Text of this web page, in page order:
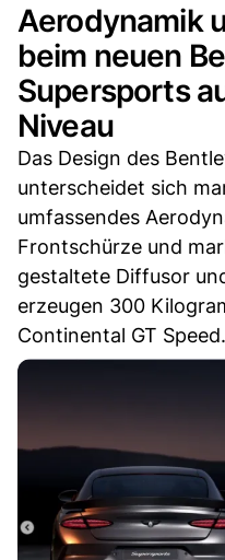
Aerodynamik
beim neuen
Supersports
Niveau
Das Design des
unterscheidet sich
umfassendes
Frontschürze und
gestaltete Diffusor
erzeugen 300
Continental GT Speed.